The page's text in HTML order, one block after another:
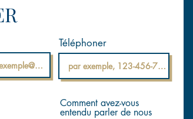
Téléphoner
Comment avez-vous
entendu parler de nous